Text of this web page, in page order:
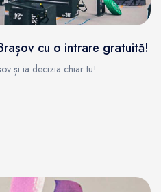
cu o intrare gratuită!
și ia decizia chiar tu!